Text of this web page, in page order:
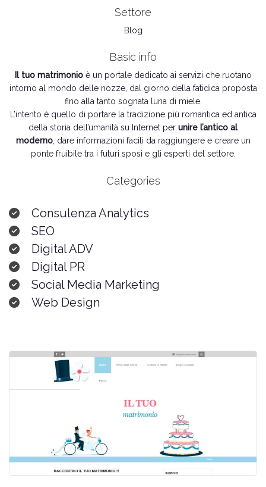
Settore
Blog
Basic info
Il tuo matrimonio è un portale dedicato ai servizi che ruotano
intorno al mondo delle nozze, dal giorno della fatidica proposta
fino alla tanto sognata luna di miele.
L’intento è quello di portare la tradizione più romantica ed antica
della storia dell’umanità su Internet per unire l’antico al
moderno, dare informazioni facili da raggiungere e creare un
ponte fruibile tra i futuri sposi e gli esperti del settore.
Categories
Consulenza Analytics
SEO
Digital ADV
Digital PR
Social Media Marketing
Web Design